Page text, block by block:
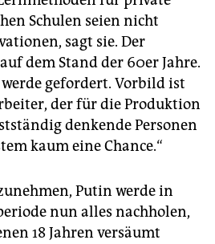
Schulen seien nicht
sagt sie. Der
dem Stand der 60er Jahre.
gefordert. Vorbild ist
der für die Produktion
denkende Personen
kaum eine Chance.“
Putin werde in
nun alles nachholen,
18 Jahren versäumt